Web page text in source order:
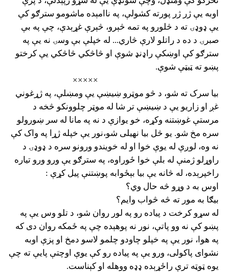
اوبه یې ژر ژر پورته کشولې، په ناامېده ماشومو سترګو کې
یې ډوډۍ ته د څلورو په تمه څېرو، څېرې غړېدې، چې په بې
صبرۍ د ده د راتلو لارې څاري... له خپلې بې وسۍ نه یې په
سترګو کې اوښکې راډنډ شوې او څاڅکي څاڅکي یې کرختو
پښو ته ټیټې شوې.
×××××
بیا سرک ته شو، د څو موټرو ښیښې یې ومښلې، په ژړغوني
غږ او زاریو یې د ښیښې تر شا له موټر چلوونکو څخه د
مرستې غوښتنه وکړه، خو یوازې د نه په مانا له سر ښورولو
سره مخ شو. یو څل بیا نهیلی شو،نور یې خپله ژړا په واک کې
نه وه، لوږې له یوې خوا او له خویندو ورونو سره د ډوډۍ د
راوړلو ژمنې له بلې خوا ځوراوه، په سترګو یې ورو ورو تیاره
راخپرېده، له څانه یې بیا بېځوابه پوښتنې پیل کړې :
اوس به د وړو څه حال وي؟
بیګا به مور ته څه څواب وایم؟
له سړو کرخت د پیاده رو په لور روان شو، د تلو وس یې په
پښو کې نه وو پاتې، نور نه پوهېده چې په ځمکه روان دی که
په هوا، نور یې په خپلو چاودو چلمو لاسو دمخ او پزې اوبه
نشوای پاکولی، ورو یې په پیاده رو کې یوې اوچتې پایې ته چې
یوه ټوټه ترې راځړېده ډډه ووهله او کېناست.